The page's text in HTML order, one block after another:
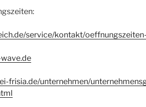
service/kontakt/
frisia.de/unternehmen/